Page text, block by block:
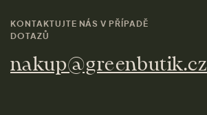
KONTAKTUJTE NÁS V PŘÍPADĚ
DOTAZŮ
nakup@greenbutik.cz